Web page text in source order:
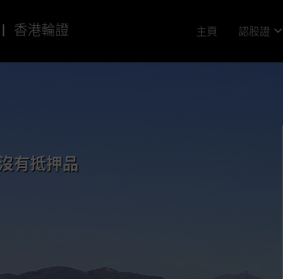
| 香港輪證 主頁 認股證
有抵押品